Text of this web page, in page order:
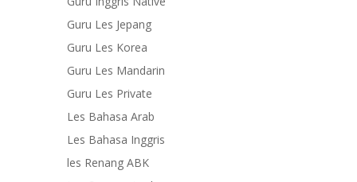
Guru Les Jepang
Guru Les Korea
Guru Les Mandarin
Guru Les Private
Les Bahasa Arab
Les Bahasa Inggris
les Renang ABK